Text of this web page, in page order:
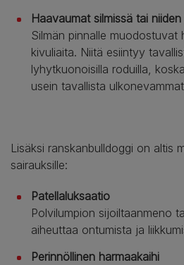
Haavaumat silmissä tai
Silmän pinnalle
kivuliaita. Niitä esiintyy
lyhytkuonoisilla roduilla,
usein tavallista
Lisäksi ranskanbulldoggi on altis
sairauksille:
Patellaluksaatio
Polvilumpion sijoiltaanmeno
aiheuttaa ontumista ja
Perinnöllinen harmaakaihi